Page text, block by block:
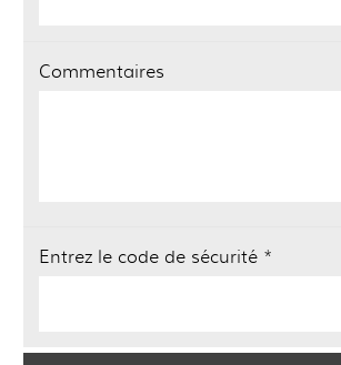
Commentaires
Entrez le code de sécurité *